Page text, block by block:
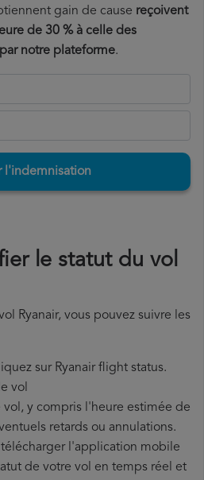
gain de cause reçoivent
de 30 % à celle des
notre plateforme.
l'indemnisation
le statut du vol
Ryanair, vous pouvez suivre les
sur Ryanair flight status.
vol
vol, y compris l'heure estimée de
retards ou annulations.
l'application mobile
de votre vol en temps réel et